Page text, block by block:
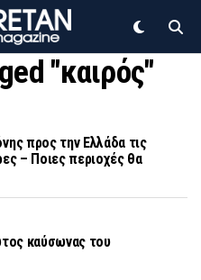
"καιρός"
προς την Ελλάδα τις
– Ποιες περιοχές θα
καύσωνας του